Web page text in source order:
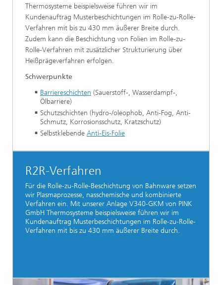
Thermosysteme beispielsweise führen wir im
Kundenauftrag Musterbeschichtungen im Rolle-zu-Rolle-
Verfahren mit bis zu 430 mm äußerer Breite durch.
Zudem kann die Beschichtung von Folien im Rolle-zu-
Rolle-Verfahren mit zusätzlicher Strukturierung über
Heißprägeverfahren erfolgen.
Schwerpunkte
Barriereschichten (Sauerstoff-, Wasserdampf-,
Ölbarriere)
Schutzschichten (hydro-/oleophob, Anti-Fog, Anti-
Schmutz, Korrosionsschutz, Kratzschutz)
Selbstklebende Anti-Eis-Folie
R2R-Verfahren
Für die Rolle-zu-Rolle-Beschichtung von Bahnware setzen
wir Plasmaprozesse, nasschemische und kombinierte
Verfahren ein. Mit unserer Anlage V340-GKM von PINK
GmbH Thermosysteme beispielsweise führen wir im
Kundenauftrag Musterbeschichtungen im Rolle-zu-Rolle-
Verfahren mit bis zu 430 mm äußerer Breite durch.